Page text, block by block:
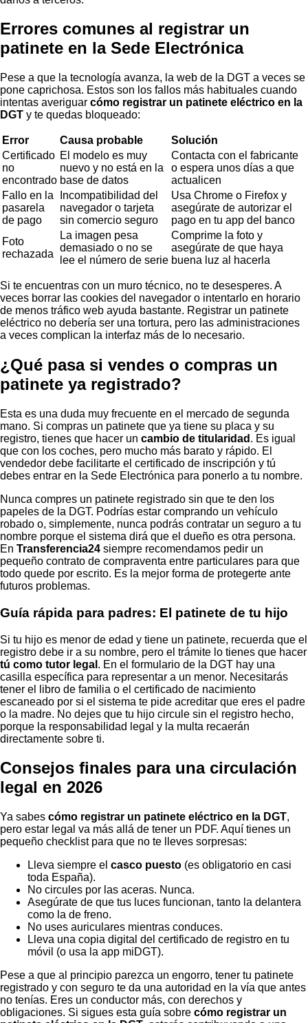
Errores comunes al registrar un
patinete en la Sede Electrónica
Pese a que la tecnología avanza, la web de la DGT a veces se
pone caprichosa. Estos son los fallos más habituales cuando
intentas averiguar cómo registrar un patinete eléctrico en la
DGT y te quedas bloqueado:
Error Causa probable
Solución
Certificado
no
encontrado
El modelo es muy
nuevo y no está en la
base de datos
Contacta con el fabricante
o espera unos días a que
actualicen
Fallo en la
pasarela
de pago
Incompatibilidad del
navegador o tarjeta
sin comercio seguro
Usa Chrome o Firefox y
asegúrate de autorizar el
pago en tu app del banco
Foto
rechazada
La imagen pesa
demasiado o no se
lee el número de serie
Comprime la foto y
asegúrate de que haya
buena luz al hacerla
Si te encuentras con un muro técnico, no te desesperes. A
veces borrar las cookies del navegador o intentarlo en horario
de menos tráfico web ayuda bastante. Registrar un patinete
eléctrico no debería ser una tortura, pero las administraciones
a veces complican la interfaz más de lo necesario.
¿Qué pasa si vendes o compras un
patinete ya registrado?
Esta es una duda muy frecuente en el mercado de segunda
mano. Si compras un patinete que ya tiene su placa y su
registro, tienes que hacer un cambio de titularidad . Es igual
que con los coches, pero mucho más barato y rápido. El
vendedor debe facilitarte el certificado de inscripción y tú
debes entrar en la Sede Electrónica para ponerlo a tu nombre.
Nunca compres un patinete registrado sin que te den los
papeles de la DGT. Podrías estar comprando un vehículo
robado o, simplemente, nunca podrás contratar un seguro a tu
nombre porque el sistema dirá que el dueño es otra persona.
En Transferencia24 siempre recomendamos pedir un
pequeño contrato de compraventa entre particulares para que
todo quede por escrito. Es la mejor forma de protegerte ante
futuros problemas.
Guía rápida para padres: El patinete de tu hijo
Si tu hijo es menor de edad y tiene un patinete, recuerda que el
registro debe ir a su nombre, pero el trámite lo tienes que hacer
tú como tutor legal . En el formulario de la DGT hay una
casilla específica para representar a un menor. Necesitarás
tener el libro de familia o el certificado de nacimiento
escaneado por si el sistema te pide acreditar que eres el padre
o la madre. No dejes que tu hijo circule sin el registro hecho,
porque la responsabilidad legal y la multa recaerán
directamente sobre ti.
Consejos finales para una circulación
legal en 2026
Ya sabes cómo registrar un patinete eléctrico en la DGT,
pero estar legal va más allá de tener un PDF. Aquí tienes un
pequeño checklist para que no te lleves sorpresas:
Lleva siempre el casco puesto (es obligatorio en casi
toda España).
No circules por las aceras. Nunca.
Asegúrate de que tus luces funcionan, tanto la delantera
como la de freno.
No uses auriculares mientras conduces.
Lleva una copia digital del certificado de registro en tu
móvil (o usa la app miDGT).
Pese a que al principio parezca un engorro, tener tu patinete
registrado y con seguro te da una autoridad en la vía que antes
no tenías. Eres un conductor más, con derechos y
obligaciones. Si sigues esta guía sobre cómo registrar un